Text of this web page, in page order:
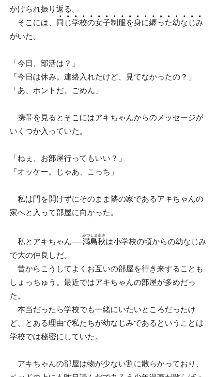
かけられ振り返る。
そこには、
同 じ学校の女子制 服 を身に纏った幼な じみ
がいた。
「今日、部活は？」
「今日は休み。連絡入れたけど、見てなかったの？」
「あ、ホントだ。ごめん」
携帯を見るとそこにはアキちゃんからのメッセージが
いくつか入っていた。
「ねぇ、お部屋行ってもいい？」
「オッケー。じゃあ、こっち」
私は門を開けずにそのまま隣の家であるアキちゃんの
家へと入って部屋に向かった。
私とアキちゃん──満島秋
みつしまあき
は小学校の頃からの幼なじみ
で大の仲良しだ。
昔からこうしてよくお互いの部屋を行き来することも
しょっちゅう。最近ではアキちゃんの部屋が多めだっ
た。
本当だったら学校でも一緒にいたいところだったけ
ど、とある理由で私たちが幼なじみであるということは
学校では秘密にしていた。
アキちゃんの部屋は物が少ない割に散らかっており、